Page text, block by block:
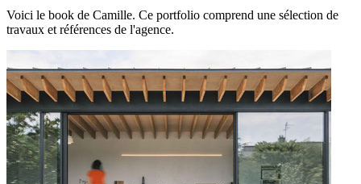
Voici le book de Camille. Ce portfolio comprend une sélection de
travaux et références de l'agence.